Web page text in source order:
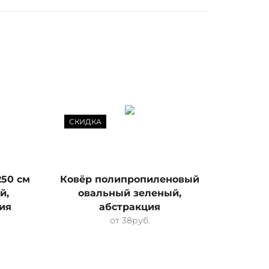
см
СКИДКА
Ковёр полипропиленовый
овальный зеленый,
абстракция
от 38руб.